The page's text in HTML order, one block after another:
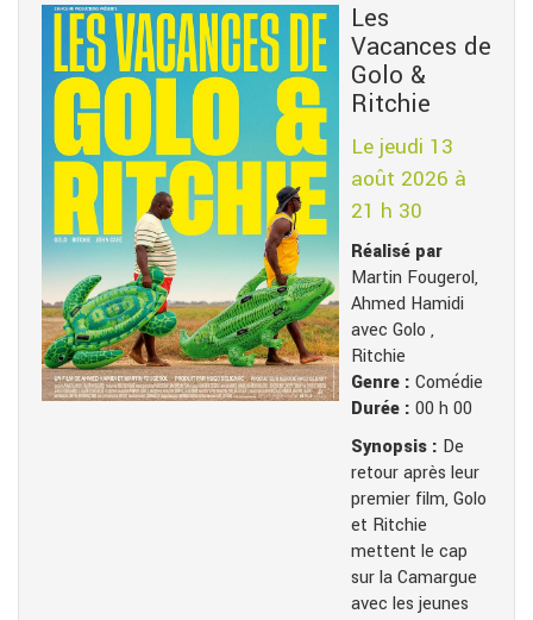
Les
Vacances de
Golo &
Ritchie
Le jeudi 13
août 2026 à
21 h 30
Réalisé par
Martin Fougerol,
Ahmed Hamidi
avec Golo ,
Ritchie
Genre : Comédie
Durée : 00 h 00
Synopsis : De
retour après leur
premier film, Golo
et Ritchie
mettent le cap
sur la Camargue
avec les jeunes